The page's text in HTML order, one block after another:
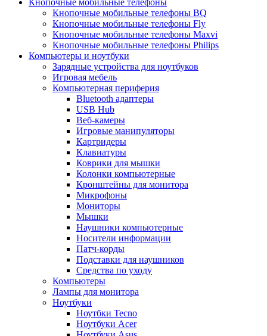
Кнопочные мобильные телефоны BQ
Кнопочные мобильные телефоны Fly
Кнопочные мобильные телефоны Maxvi
Кнопочные мобильные телефоны Philips
Компьютеры и ноутбуки
Зарядные устройства для ноутбуков
Игровая мебель
Компьютерная периферия
Bluetooth адаптеры
USB Hub
Веб-камеры
Игровые манипуляторы
Картридеры
Клавиатуры
Коврики для мышки
Колонки компьютерные
Кронштейны для монитора
Микрофоны
Мониторы
Мышки
Наушники компьютерные
Носители информации
Патч-корды
Подставки для наушников
Средства по уходу
Компьютеры
Лампы для монитора
Ноутбуки
Ноутбки Tecno
Ноутбуки Acer